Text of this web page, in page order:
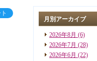
月別アーカイブ
2026年8月 (6)
2026年7月 (28)
2026年6月 (22)